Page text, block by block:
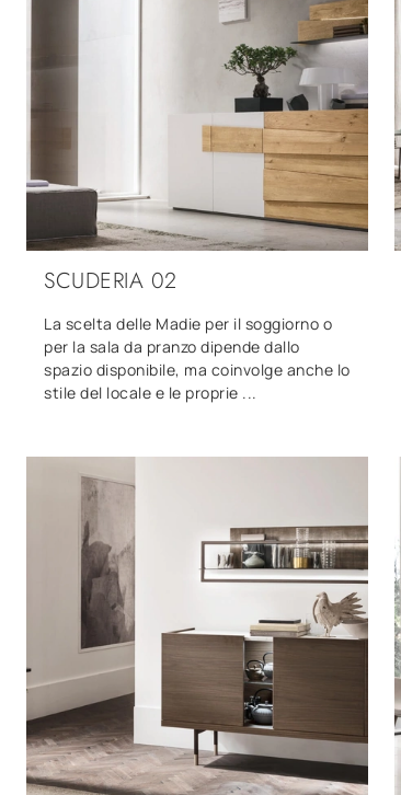
SCUDERIA 02
La scelta delle Madie per il soggiorno o
per la sala da pranzo dipende dallo
spazio disponibile, ma coinvolge anche lo
stile del locale e le proprie ...